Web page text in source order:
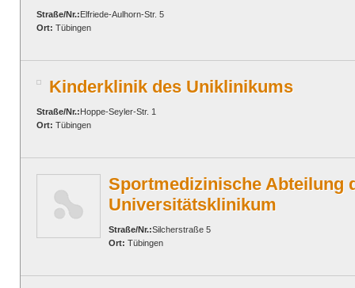
Straße/Nr.:Elfriede-Aulhorn-Str. 5
Ort: Tübingen
Kinderklinik des Uniklinikums
Straße/Nr.:Hoppe-Seyler-Str. 1
Ort: Tübingen
Sportmedizinische Abteilung
Universitätsklinikum
Straße/Nr.:Silcherstraße 5
Ort: Tübingen